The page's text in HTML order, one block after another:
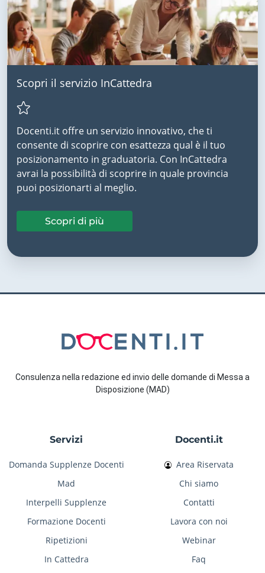
Scopri il servizio InCattedra
Docenti.it offre un servizio innovativo, che ti
consente di scoprire con esattezza qual è il tuo
posizionamento in graduatoria. Con InCattedra
avrai la possibilità di scoprire in quale provincia
puoi posizionarti al meglio.
Scopri di più
Consulenza nella redazione ed invio delle domande di Messa a
Disposizione (MAD)
Servizi
Domanda Supplenze Docenti
Mad
Interpelli Supplenze
Formazione Docenti
Ripetizioni
In Cattedra
Docenti.it
Area Riservata
Chi siamo
Contatti
Lavora con noi
Webinar
Faq